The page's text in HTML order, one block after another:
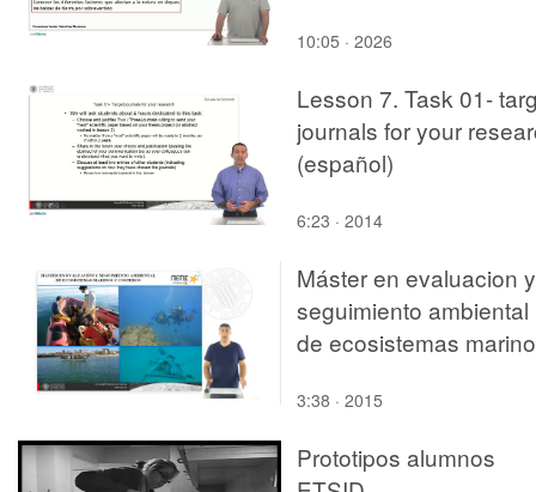
10:05 · 2026
Lesson 7. Task 01-
journals for your
(español)
6:23 · 2014
Máster en evaluacion y
seguimiento ambiental
de ecosistemas
3:38 · 2015
Prototipos alumnos